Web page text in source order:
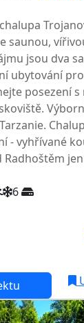
saunou,
jsou dva
ubytování
posezení
- vyhřívané
Radhoštěm
6